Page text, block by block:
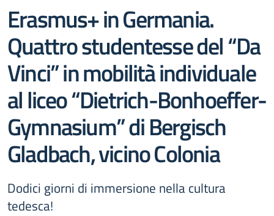
Erasmus+ in Germania.
Quattro studentesse del “Da
Vinci” in mobilità individuale
al liceo “Dietrich-Bonhoeffer-
Gymnasium” di Bergisch
Gladbach, vicino Colonia
Dodici giorni di immersione nella cultura
tedesca!